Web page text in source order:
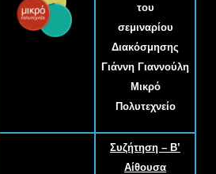
του
σεμιναρίου
Διακόσμησης
Γιάννη Γιαννούλη
Μικρό
Πολυτεχνείο
Συζήτηση – Β’
Αίθουσα